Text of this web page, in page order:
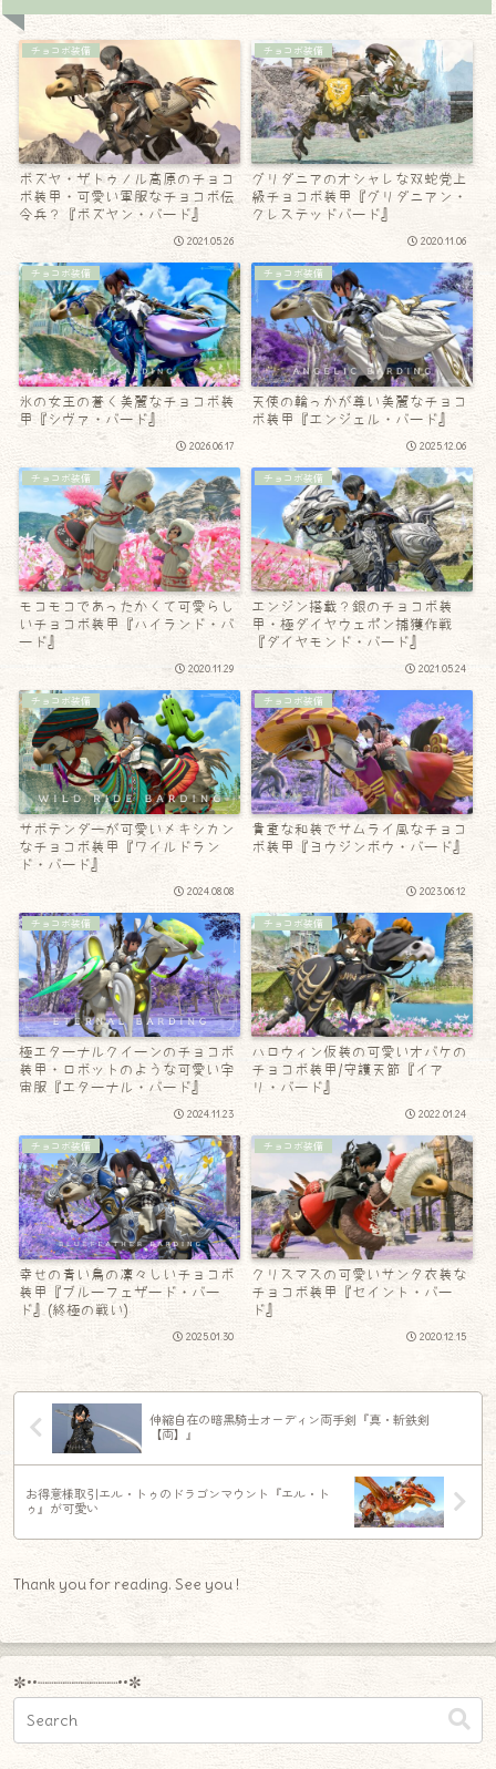
チョコボ装備
ボズヤ・ザトゥノル高原のチョコ
ボ装甲・可愛い軍服なチョコボ伝
令兵？『ボズヤン・バード』
2021.05.26
チョコボ装備
グリダニアのオシャレな双蛇党上
級チョコボ装甲『グリダニアン・
クレステッドバード』
2020.11.06
チョコボ装備
氷の女王の蒼く美麗なチョコボ装
甲『シヴァ・バード』
2026.06.17
チョコボ装備
天使の輪っかが尊い美麗なチョコ
ボ装甲『エンジェル・バード』
2025.12.06
チョコボ装備
モコモコであったかくて可愛らし
いチョコボ装甲『ハイランド・バ
ード』
2020.11.29
チョコボ装備
エンジン搭載？銀のチョコボ装
甲・極ダイヤウェポン捕獲作戦
『ダイヤモンド・バード』
2021.05.24
チョコボ装備
サボテンダーが可愛いメキシカン
なチョコボ装甲『ワイルドラン
ド・バード』
2024.08.08
チョコボ装備
貴重な和装でサムライ風なチョコ
ボ装甲『ヨウジンボウ・バード』
2023.06.12
チョコボ装備
極エターナルクイーンのチョコボ
装甲・ロボットのような可愛い宇
宙服『エターナル・バード』
2024.11.23
チョコボ装備
ハロウィン仮装の可愛いオバケの
チョコボ装甲/守護天節『イア
リ・バード』
2022.01.24
チョコボ装備
幸せの青い鳥の凛々しいチョコボ
装甲『ブルーフェザード・バー
ド』(終極の戦い)
2025.01.30
チョコボ装備
クリスマスの可愛いサンタ衣装な
チョコボ装甲『セイント・バー
ド』
2020.12.15
伸縮自在の暗黒騎士オーディン両手剣『真・斬鉄剣
【両】』
お得意様取引エル・トゥのドラゴンマウント『エル・ト
ゥ』が可愛い
Thank you for reading. See you !
✼••┈┈┈┈┈┈┈┈┈••✼